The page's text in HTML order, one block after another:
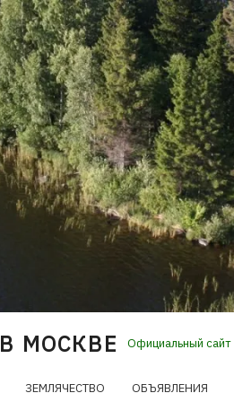
МОСКВЕ Официальный сайт
ЗЕМЛЯЧЕСТВО ОБЪЯВЛЕНИЯ